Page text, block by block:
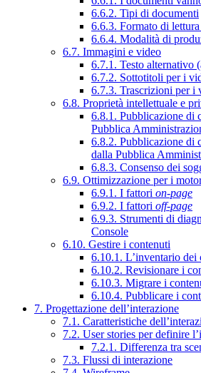
6.6.2. Tipi di documenti
6.6.3. Formato di
6.6.4. Modalità di
6.7. Immagini e video
6.7.1. Testo alternativo
6.7.2. Sottotitoli per i
6.7.3. Trascrizioni per i
6.8. Proprietà intellettuale e
6.8.1. Pubblicazione di
Pubblica
6.8.2. Pubblicazione di
dalla Pubblica
6.8.3. Consenso dei
6.9. Ottimizzazione per i
6.9.1. I fattori on-page
6.9.2. I fattori off-page
6.9.3. Strumenti di
Console
6.10. Gestire i contenuti
6.10.1. L’inventario dei
6.10.2. Revisionare i
6.10.3. Migrare i
6.10.4. Pubblicare i
7. Progettazione dell’interazione
7.1. Caratteristiche
7.2. User stories per definire
7.2.1. Differenza tra
7.3. Flussi di interazione